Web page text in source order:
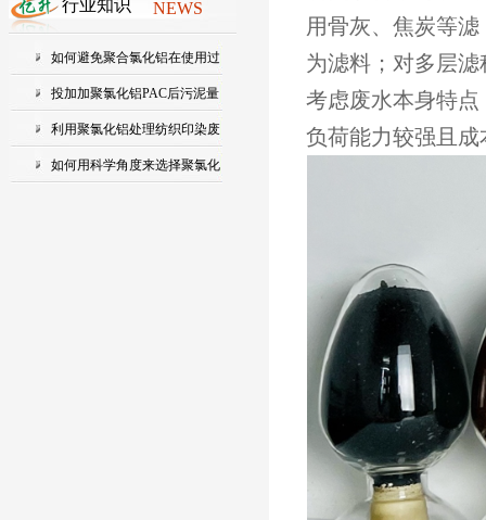
NEWS
行业知识
如何避免聚合氯化铝在使用过
程中...
投加加聚氯化铝PAC后污泥量
会增加...
利用聚氯化铝处理纺织印染废
水的...
如何用科学角度来选择聚氯化
用骨灰、焦炭等
为滤料；对多层
考虑废水本身特
负荷能力较强且